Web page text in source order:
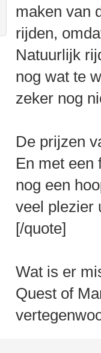
maken van
rijden,
Natuurlijk
nog wat te
zeker nog
De prijzen
En met een
nog een
veel plezier
[/quote]
Wat is er
Quest of